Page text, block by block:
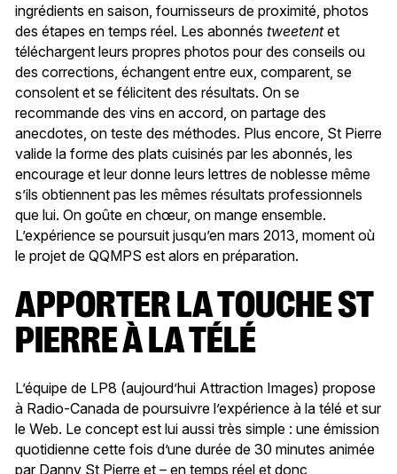
ingrédients en saison, fournisseurs de proximité, photos
des étapes en temps réel. Les abonnés tweetentet
téléchargent leurs propres photos pour des conseils ou
des corrections, échangent entre eux, comparent, se
consolent et se félicitent des résultats. On se
recommande des vins en accord, on partage des
anecdotes, on teste des méthodes. Plus encore, St Pierre
valide la forme des plats cuisinés par les abonnés, les
encourage et leur donne leurs lettres de noblesse même
s’ils obtiennent pas les mêmes résultats professionnels
que lui. On goûte en chœur, on mange ensemble.
L’expérience se poursuit jusqu’en mars 2013, moment où
le projet de QQMPS est alors en préparation.
APPORTER LA TOUCHE ST
PIERRE À LA TÉLÉ
L’équipe de LP8 (aujourd’hui Attraction Images) propose
à Radio-Canada de poursuivre l’expérience à la télé et sur
le Web. Le concept est lui aussi très simple : une émission
quotidienne cette fois d’une durée de 30 minutes animée
par Danny St Pierre et – en temps réel et donc